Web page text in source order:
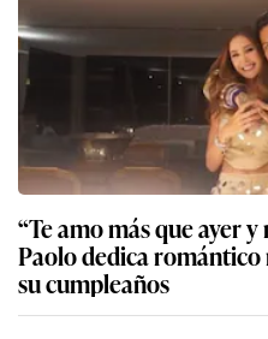
“Te amo más que ayer
Paolo dedica romántico
su cumpleaños